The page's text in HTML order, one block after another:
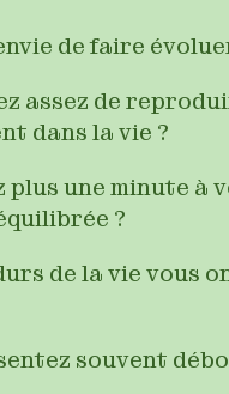
de faire
assez de
dans la vie ?
plus une minute
?
de la vie vous
souvent